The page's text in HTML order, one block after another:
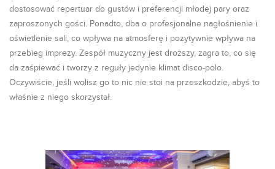
dostosować repertuar do gustów i preferencji młodej pary oraz
zaproszonych gości. Ponadto, dba o profesjonalne nagłośnienie i
oświetlenie sali, co wpływa na atmosferę i pozytywnie wpływa na
przebieg imprezy. Zespół muzyczny jest droższy, zagra to, co się
da zaśpiewać i tworzy z reguły jedynie klimat disco-polo.
Oczywiście, jeśli wolisz go to nic nie stoi na przeszkodzie, abyś to
właśnie z niego skorzystał.